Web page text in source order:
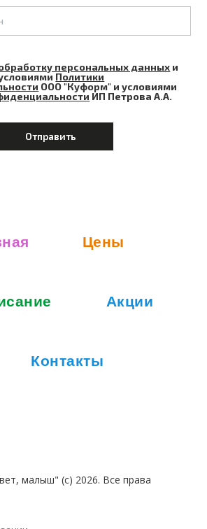
персональных данных и
Политики
ООО "Куформ" и условиями
ИП Петрова А.А.
Цены
Акции
Контакты
малыш" (с) 2026. Все права